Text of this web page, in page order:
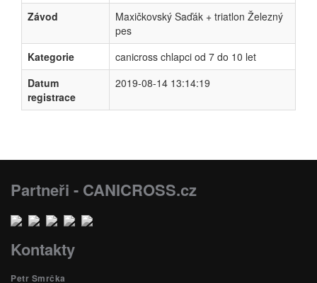
Závod
Maxičkovský Saďák + triatlon Železný
pes
Kategorie
canicross chlapci od 7 do 10 let
Datum
registrace
2019-08-14 13:14:19
Partneři - CANICROSS.cz
Kontakty
Petr Smrčka